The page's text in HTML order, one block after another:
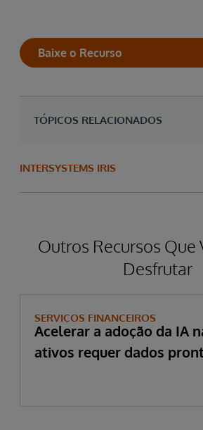
Baixe o Recurso
TÓPICOS RELACIONADOS
INTERSYSTEMS IRIS
Outros Recursos Que
Desfrutar
SERVIÇOS FINANCEIROS
Acelerar a adoção da IA
ativos requer dados